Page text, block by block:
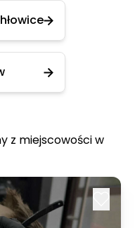
z miejscowości w